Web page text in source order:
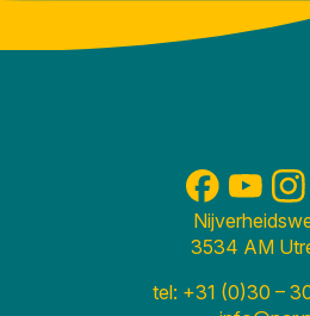
3534 AM
tel: +31 (0)30 –